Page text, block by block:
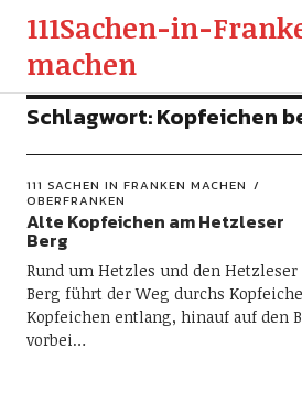
111Sachen-in-
machen
Schlagwort:Kopfeichen
111 SACHEN IN FRANKEN MACHEN
OBERFRANKEN
Alte Kopfeichen am Hetzleser
Berg
Rund um Hetzles und den Hetzleser
Berg führt der Weg durchs
Kopfeichen entlang, hinauf auf den
vorbei…